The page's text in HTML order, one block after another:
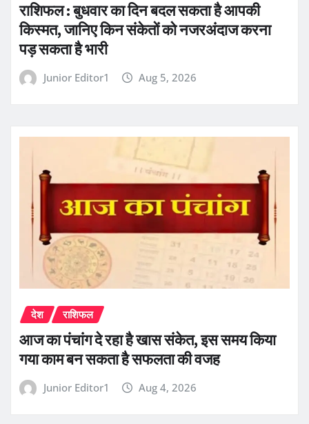
राशिफल : बुधवार का दिन बदल सकता है आपकी
किस्मत, जानिए किन संकेतों को नजरअंदाज करना
पड़ सकता है भारी
Junior Editor1 Aug 5, 2026
देश राशिफल
आज का पंचांग दे रहा है खास संकेत, इस समय किया
गया काम बन सकता है सफलता की वजह
Junior Editor1 Aug 4, 2026